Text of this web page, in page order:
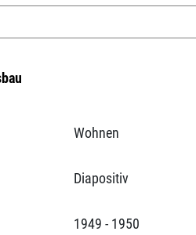
Wohnen
Diapositiv
1949 - 1950